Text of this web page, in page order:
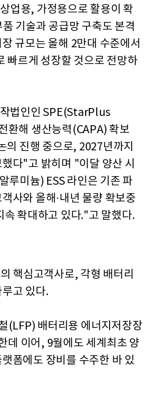
업용, 가정용으로 활용이 확
기술과 공급망 구축도 본격
규모는 올해 2만대 수준에서
빠르게 성장할 것으로 전망하
법인인 SPE(StarPlus
환해 생산능력(CAPA) 확보
의 진행 중으로, 2027년까지
다"고 밝히며 "이달 양산 시
루미늄) ESS 라인은 기존 파
사와 올해·내년 물량 확보중
속 확대하고 있다."고 말했다.
핵심고객사로, 각형 배터리
고 있다.
(LFP) 배터리용 에너지저장장
데 이어, 9월에도 세계최초 양
폼에도 장비를 수주한 바 있